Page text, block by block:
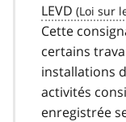
LEVD
Cette
certains
installations
activités
enregistrée